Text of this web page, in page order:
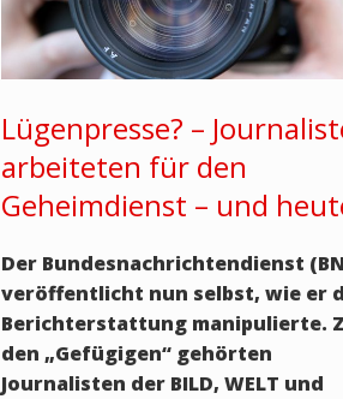
Lügenpresse? –
arbeiteten für den
Geheimdienst – und
Der Bundesnachrichtendienst
veröffentlicht nun selbst, wie er
Berichterstattung manipulierte.
den „Gefügigen“ gehörten
Journalisten der BILD, WELT und